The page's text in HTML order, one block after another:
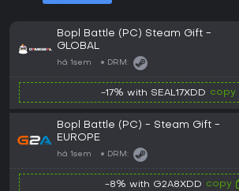
Bopl Battle (PC) Steam Gift -
GLOBAL
há 1sem DRM:
-17% with SEAL17XDD copy
Bopl Battle (PC) - Steam Gift -
EUROPE
há 1sem DRM:
-8% with G2A8XDD copy